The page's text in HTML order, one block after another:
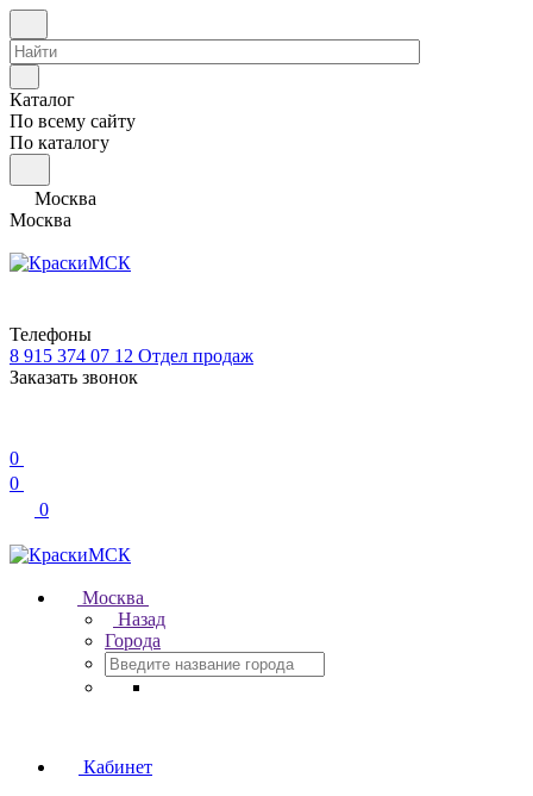
Каталог
По всему сайту
По каталогу
Москва
Москва
Телефоны
8 915 374 07 12 Отдел продаж
Заказать звонок
0
0
0
Москва
Назад
Города
Кабинет